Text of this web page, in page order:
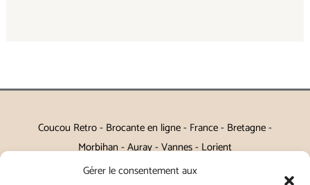
Gérer le consentement aux
Coucou Retro - Brocante en ligne - France - Bretagne -
Morbihan - Auray - Vannes - Lorient